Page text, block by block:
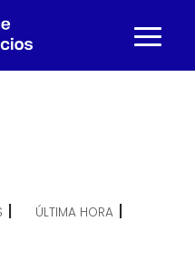
| ÚLTIMA HORA |